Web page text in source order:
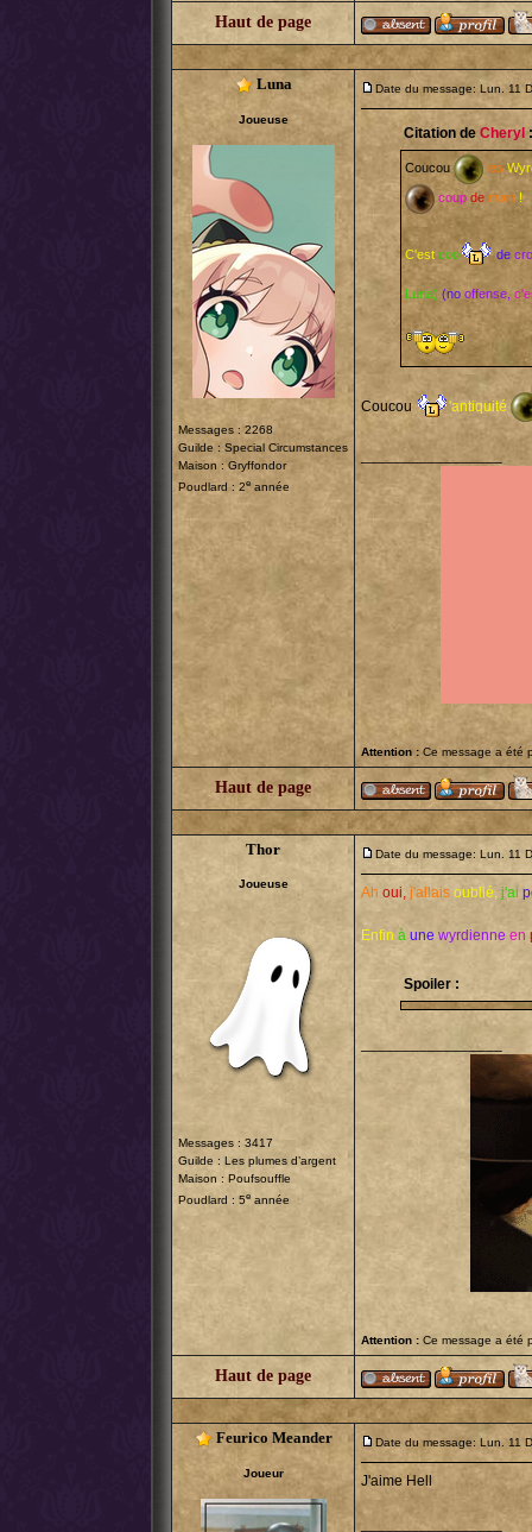
Haut de page
Luna
Joueuse
Messages : 2268
Guilde : Special Circumstances
Maison : Gryffondor
Poudlard : 2e année
Date du message: Lun. 11
Citation de Cheryl :
Coucou les
coup de main !
C'est coo de
Luna) (no offense,
Coucou 'antiquité
_________________
Attention :Ce message a été
Haut de page
Thor
Joueuse
Messages : 3417
Guilde : Les plumes d’argent
Maison : Poufsouffle
Poudlard : 5e année
Date du message: Lun. 11
Ah oui, j'allais oublié, j'ai
Enfin à une wyrdienne en
Spoiler :
_________________
Attention : Ce message a été
Haut de page
Feurico Meander
Joueur
Date du message: Lun. 11
J'aime Hell
_________________